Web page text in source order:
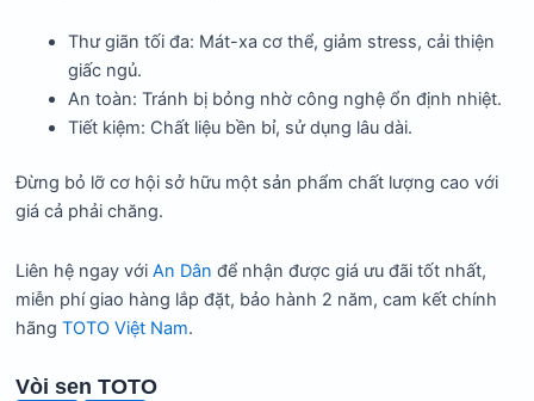
Thư giãn tối đa: Mát-xa cơ thể, giảm stress, cải thiện
giấc ngủ.
An toàn: Tránh bị bỏng nhờ công nghệ ổn định nhiệt.
Tiết kiệm: Chất liệu bền bỉ, sử dụng lâu dài.
Đừng bỏ lỡ cơ hội sở hữu một sản phẩm chất lượng cao với
giá cả phải chăng.
Liên hệ ngay vớiAn Dân để nhận được giá ưu đãi tốt nhất,
miễn phí giao hàng lắp đặt, bảo hành 2 năm, cam kết chính
hãngTOTO Việt Nam.
Vòi sen TOTO